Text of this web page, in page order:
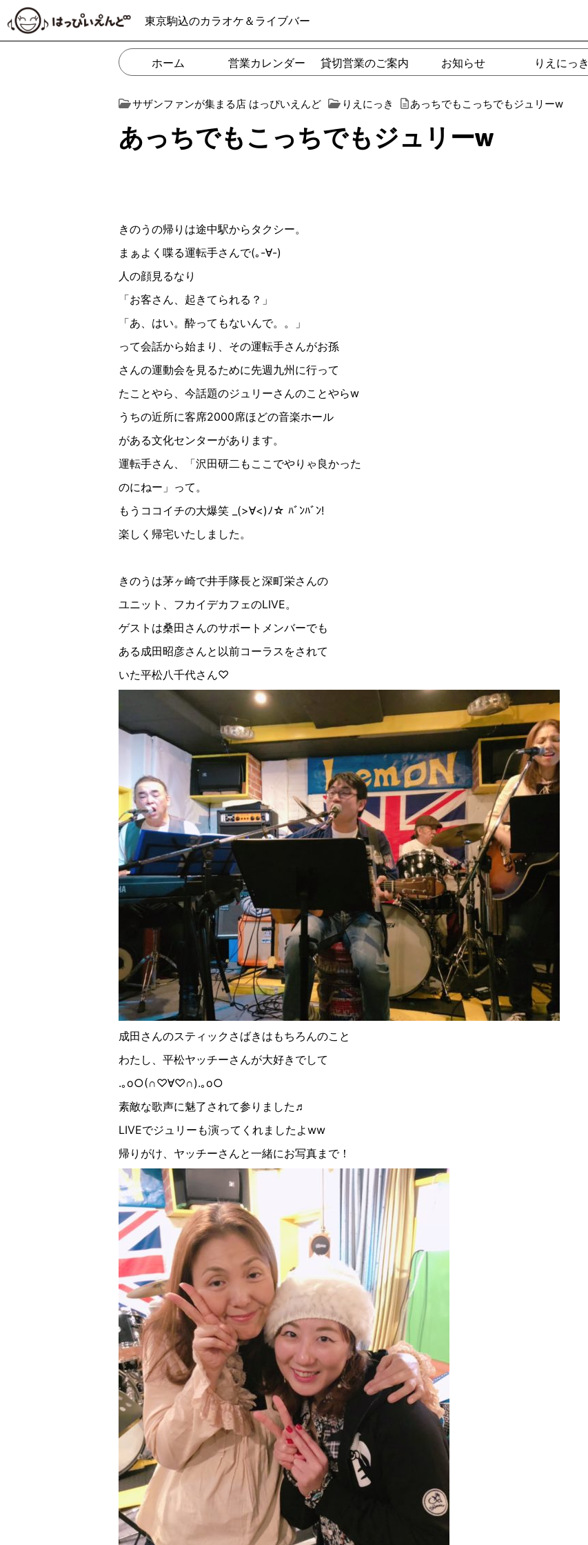
東京駒込のカラオケ＆ライブバー
ホーム 営業カレンダー 貸切営業のご案内 お知らせ りえにっき
サザンファンが集まる店 はっぴいえんど りえにっき あっちでもこっちでもジュリーw
あっちでもこっちでもジュリーw
きのうの帰りは途中駅からタクシー。
まぁよく喋る運転手さんで(｡-∀︎-)
人の顔見るなり
「お客さん、起きてられる？」
「あ、はい。酔ってもないんで。。」
って会話から始まり、その運転手さんがお孫
さんの運動会を見るために先週九州に行って
たことやら、今話題のジュリーさんのことやらw
うちの近所に客席2000席ほどの音楽ホール
がある文化センターがあります。
運転手さん、「沢田研二もここでやりゃ良かった
のにねー」って。
もうココイチの大爆笑 _(>∀︎<)ﾉ☆︎ ﾊﾞﾝﾊﾞﾝ!
楽しく帰宅いたしました。
きのうは茅ヶ崎で井手隊長と深町栄さんの
ユニット、フカイデカフェのLIVE。
ゲストは桑田さんのサポートメンバーでも
ある成田昭彦さんと以前コーラスをされて
いた平松八千代さん♡
成田さんのスティックさばきはもちろんのこと
わたし、平松ヤッチーさんが大好きでして
.｡o○(∩♡∀♡∩).｡o○
素敵な歌声に魅了されて参りました♬
LIVEでジュリーも演ってくれましたよww
帰りがけ、ヤッチーさんと一緒にお写真まで！